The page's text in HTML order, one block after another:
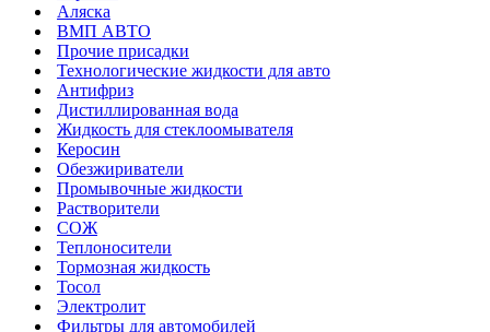
Аляска
ВМП АВТО
Прочие присадки
Технологические жидкости для авто
Антифриз
Дистиллированная вода
Жидкость для стеклоомывателя
Керосин
Обезжириватели
Промывочные жидкости
Растворители
СОЖ
Теплоносители
Тормозная жидкость
Тосол
Электролит
Фильтры для автомобилей